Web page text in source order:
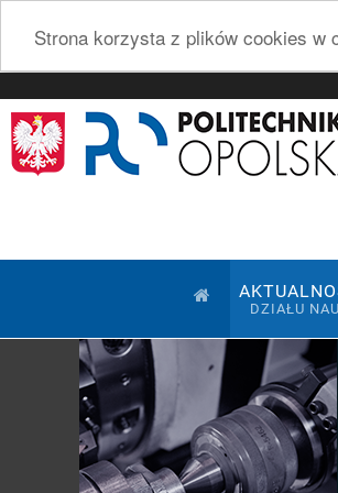
Strona korzysta z plików cookies w
DZIAŁU
Pokaz slajdów